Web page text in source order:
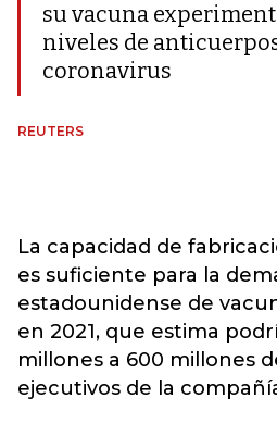
su vacuna
niveles de
coronavirus
REUTERS
La capacidad de
es suficiente para la
estadounidense de
en 2021, que estima
millones a 600 millones
ejecutivos de la